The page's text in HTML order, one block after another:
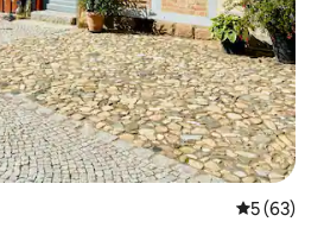
5 av 5 i
5 (63)